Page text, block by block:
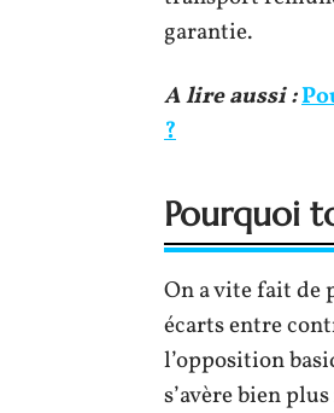
garantie.
A lire aussi :
?
Pourquoi
On a vite fait de
écarts entre
l’opposition
s’avère bien